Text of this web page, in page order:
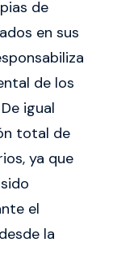
de
en sus
de los
igual
total de
ya que
el
la